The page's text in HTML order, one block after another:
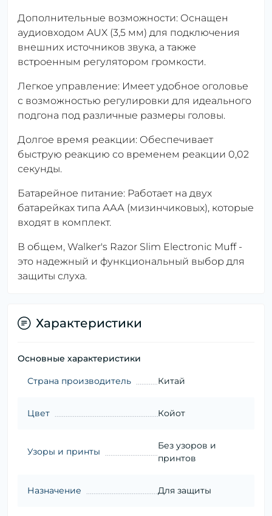
Дополнительные возможности: Оснащен
аудиовходом AUX (3,5 мм) для подключения
внешних источников звука, а также
встроенным регулятором громкости.
Легкое управление: Имеет удобное оголовье
с возможностью регулировки для идеального
подгона под различные размеры головы.
Долгое время реакции: Обеспечивает
быструю реакцию со временем реакции 0,02
секунды.
Батарейное питание: Работает на двух
батарейках типа ААА (мизинчиковых), которые
входят в комплект.
В общем, Walker's Razor Slim Electronic Muff -
это надежный и функциональный выбор для
защиты слуха.
Характеристики
Основные характеристики
Страна производитель Китай
Цвет Койот
Узоры и принты
Без узоров и
принтов
Назначение Для защиты